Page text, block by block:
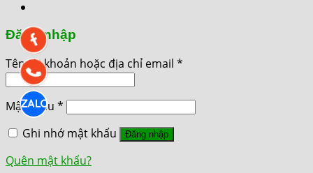
Đăng nhập
Tên tài khoản hoặc địa chỉ email *
Mật khẩu *
Ghi nhớ mật khẩu
Đăng nhập
Quên mật khẩu?